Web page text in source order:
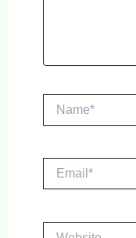
Email*